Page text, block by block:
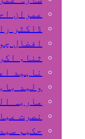
عمران
ڈاکٹر
افضال
ثناء
ناہید
ولید
ماریہ
نصرت
حکیم